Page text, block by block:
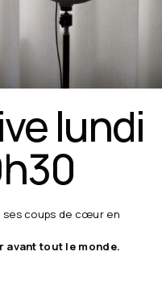
lundi
ses coups de cœur en
avant tout le monde.